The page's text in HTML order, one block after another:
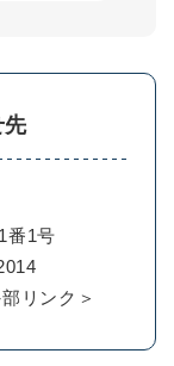
先
番1号
部リンク＞